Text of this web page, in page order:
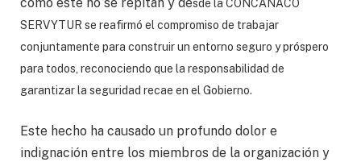
sde la CONCANACO
SERVYTUR se reafirmó el compromiso de trabajar
conjuntamente para construir un entorno seguro y próspero
para todos, reconociendo que la responsabilidad de
garantizar la seguridad recae en el Gobierno.
Este hecho ha causado un profundo dolor e
indignación entre los miembros de la organización y